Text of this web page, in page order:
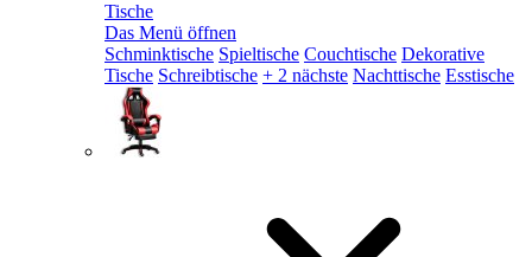
Tische
Das Menü öffnen
Schminktische Spieltische Couchtische Dekorative
Tische Schreibtische + 2 nächste Nachttische Esstische